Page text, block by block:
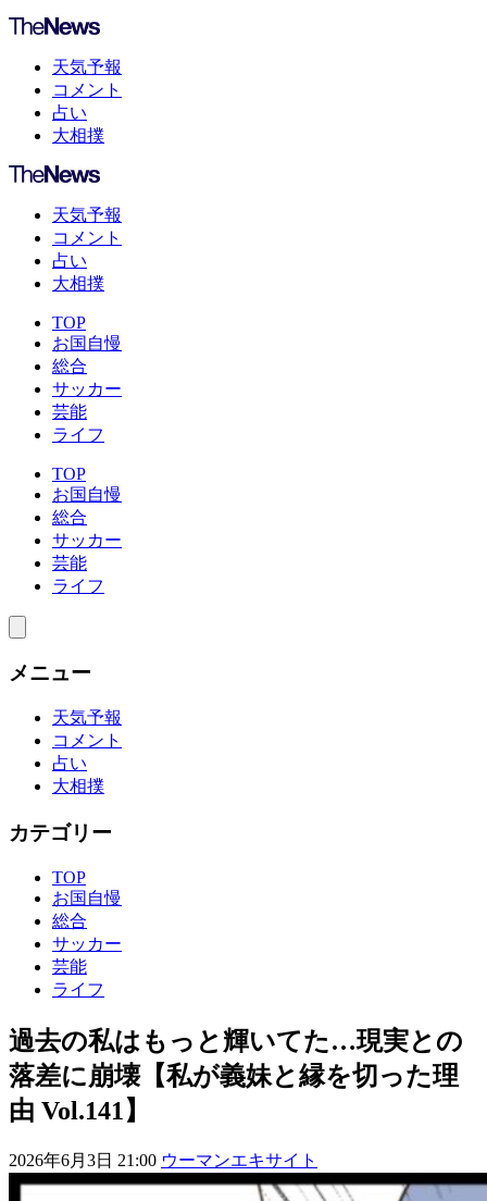
天気予報
コメント
占い
大相撲
天気予報
コメント
占い
大相撲
TOP
お国自慢
総合
サッカー
芸能
ライフ
TOP
お国自慢
総合
サッカー
芸能
ライフ
メニュー
天気予報
コメント
占い
大相撲
カテゴリー
TOP
お国自慢
総合
サッカー
芸能
ライフ
過去の私はもっと輝いてた…現実との
落差に崩壊【私が義妹と縁を切った理
由 Vol.141】
2026年6月3日 21:00 ウーマンエキサイト